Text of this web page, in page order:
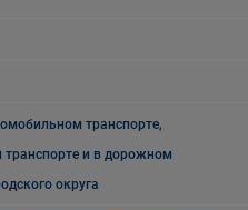
транспорте,
транспорте и в дорожном
округа